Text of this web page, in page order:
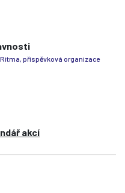
příspěvková organizace
akcí